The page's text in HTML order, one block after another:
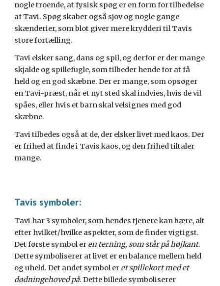
nogle troende, at fysisk spøg er en form for tilbedelse
af Tavi. Spøg skaber også sjov og nogle gange
skænderier, som blot giver mere krydderi til Tavis
store fortælling.
Tavi elsker sang, dans og spil, og derfor er der mange
skjalde og spillefugle, som tilbeder hende for at få
held og en god skæbne. Der er mange, som opsøger
en Tavi-præst, når et nyt sted skal indvies, hvis de vil
spåes, eller hvis et barn skal velsignes med god
skæbne.
Tavi tilbedes også at de, der elsker livet med kaos. Der
er frihed at finde i Tavis kaos, og den frihed tiltaler
mange.
Tavis symboler:
Tavi har 3 symboler, som hendes tjenere kan bære, alt
efter hvilket/hvilke aspekter, som de finder vigtigst.
Det første symbol er en terning, som står på højkant.
Dette symboliserer at livet er en balance mellem held
og uheld. Det andet symbol er et spillekort med et
dødningehoved på. Dette billede symboliserer